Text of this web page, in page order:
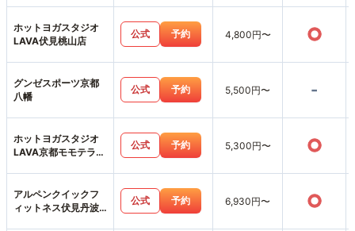
ホットヨガスタジオ
LAVA伏見桃山店
公式 予約 4,800円〜 ○
グンゼスポーツ京都
八幡
公式 予約 5,500円〜 -
ホットヨガスタジオ
LAVA京都モモテラス
公式 予約 5,300円〜 ○
アルペンクイックフ
ィットネス伏見丹波
公式 予約 6,930円〜 ○